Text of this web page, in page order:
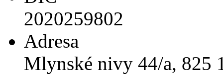
2020259802
Adresa
Mlynské nivy 44/a, 825